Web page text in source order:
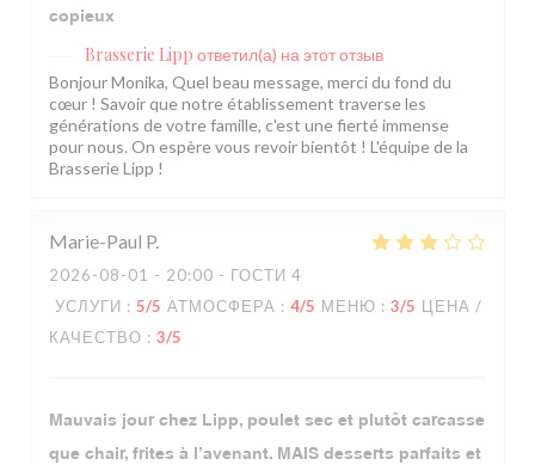
copieux
Brasserie Lipp ответил(а) на этот отзыв
Bonjour Monika, Quel beau message, merci du fond du
cœur ! Savoir que notre établissement traverse les
générations de votre famille, c'est une fierté immense
pour nous. On espère vous revoir bientôt ! L'équipe de la
Brasserie Lipp !
Marie-Paul P
2026-08-01 - 20:00 - ГОСТИ 4
УСЛУГИ : 5/5 АТМОСФЕРА : 4/5 МЕНЮ : 3/5 ЦЕНА /
КАЧЕСТВО : 3/5
Mauvais jour chez Lipp, poulet sec et plutôt carcasse
que chair, frites à l’avenant. MAIS desserts parfaits et